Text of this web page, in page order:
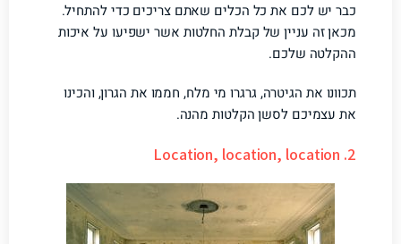
כבר יש לכם את כל הכלים שאתם צריכים כדי להתחיל.
מכאן זה עניין של קבלת החלטות אשר ישפיעו על איכות
ההקלטה שלכם.
תכוונו את הגיטרה, גרגרו מי מלח, חממו את הגרון, והכינו
את עצמיכם לסשן הקלטות מהנה.
2. Location, location, location